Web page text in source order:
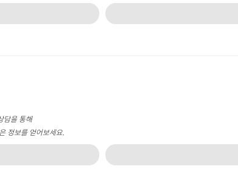
담을 통해
정보를 얻어보세요.